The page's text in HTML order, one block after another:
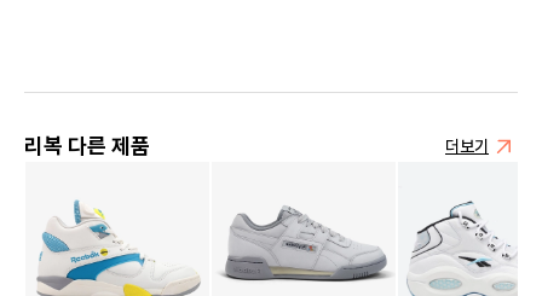
리복 다른 제품 더보기